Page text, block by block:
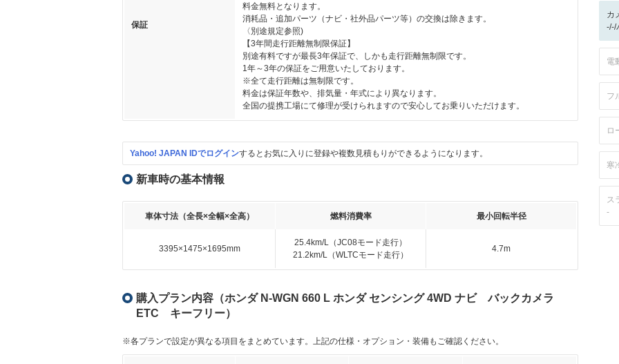
保証
料金無料となります。
消耗品・追加パーツ（ナビ・社外品パーツ等）の交換は除きます。
〈別途規定参照)
【3年間走行距離無制限保証】
別途有料ですが最長3年保証で、しかも走行距離無制限です。
1年～3年の保証をご用意いたしております。
※全て走行距離は無制限です。
料金は保証年数や、排気量・年式により異なります。
全国の提携工場にて修理が受けられますので安心してお乗りいただけます。
Yahoo! JAPAN IDでログインするとお気に入りに登録や複数見積もりができるようになります。
新車時の基本情報
車体寸法（全長×全幅×全高） 燃料消費率 最小回転半径
3395×1475×1695mm
25.4km/L（JC08モード走行）
21.2km/L（WLTCモード走行）
4.7m
購入プラン内容（ホンダ N-WGN 660 L ホンダ センシング 4WD ナビ バックカメラ
ETC キーフリー）
※各プランで設定が異なる項目をまとめています。上記の仕様・オプション・装備もご確認ください。
カ
-/-/
電
フ
ロ
寒
ス
-